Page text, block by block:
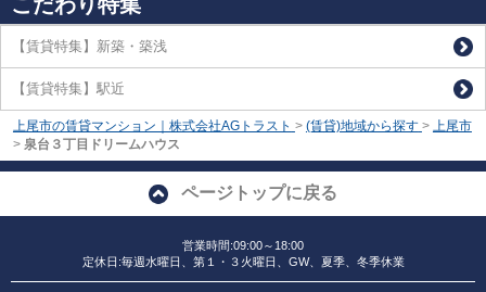
【賃貸特集】新築・築浅
【賃貸特集】駅近
上尾市の賃貸マンション｜株式会社AGトラスト > (賃貸)地域から探す > 上尾市
> 泉台３丁目ドリームハウス
ページトップに戻る
営業時間:09:00～18:00
定休日:毎週水曜日、第１・３火曜日、GW、夏季、冬季休業